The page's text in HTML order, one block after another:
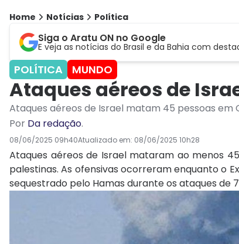
Home Notícias Política
Siga o Aratu ON no Google
E veja as notícias do Brasil e da Bahia com
POLÍTICA MUNDO
Ataques aéreos de
Ataques aéreos de Israel matam 45 pessoas em
Por Da redação.
08/06/2025 09h40Atualizado em: 08/06/2025 10h28
Ataques aéreos de Israel mataram ao menos
palestinas. As ofensivas ocorreram enquanto o
sequestrado pelo Hamas durante os ataques de